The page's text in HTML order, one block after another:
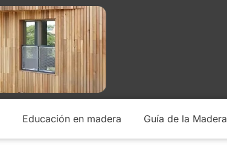
Educación en madera Guía de la Madera